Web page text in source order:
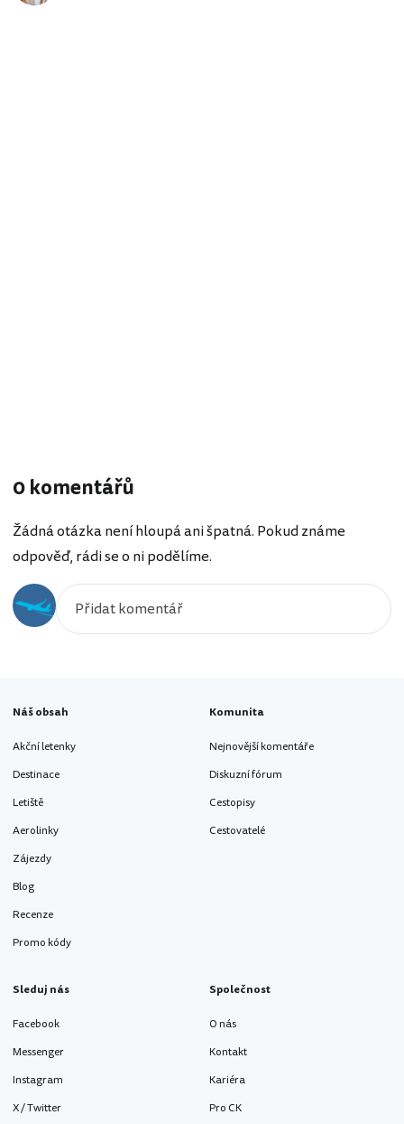
0 komentářů
Žádná otázka není hloupá ani špatná. Pokud známe
odpověď, rádi se o ni podělíme.
Náš obsah
Akční letenky
Destinace
Letiště
Aerolinky
Zájezdy
Blog
Recenze
Promo kódy
Komunita
Nejnovější komentáře
Diskuzní fórum
Cestopisy
Cestovatelé
Sleduj nás
Facebook
Messenger
Instagram
X / Twitter
Společnost
O nás
Kontakt
Kariéra
Pro CK